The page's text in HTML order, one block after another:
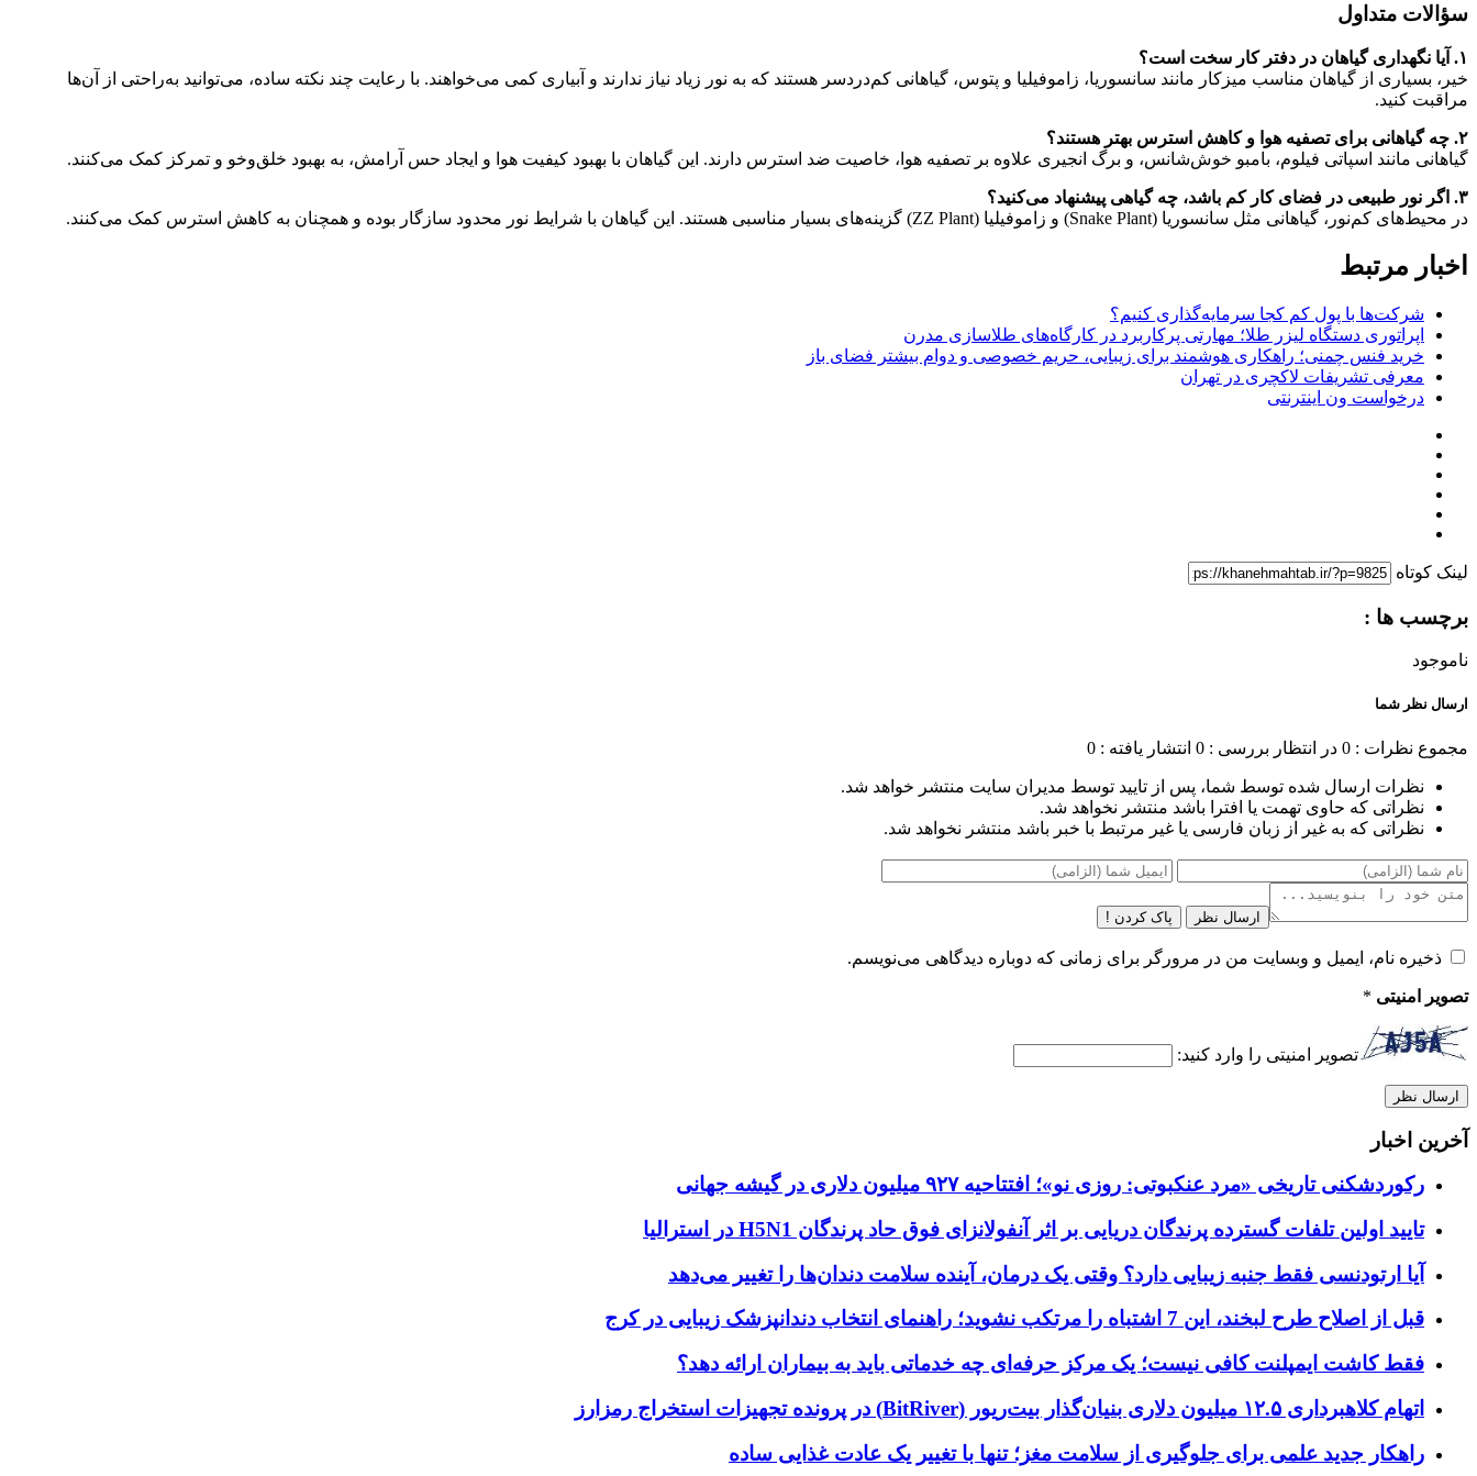
سؤالات متداول
۱. آیا نگهداری گیاهان در دفتر کار سخت است؟
خیر، بسیاری از گیاهان مناسب میزکار مانند سانسوریا، زاموفیلیا و پتوس، گیاهانی کم‌دردسر هستند که به نور زیاد نیاز ندارند و آبیاری کمی می‌خواهند. با رعایت چند نکته ساده، می‌توانید به‌راحتی از آن‌ها
مراقبت کنید.
۲. چه گیاهانی برای تصفیه هوا و کاهش استرس بهتر هستند؟
گیاهانی مانند اسپاتی فیلوم، بامبو خوش‌شانس، و برگ انجیری علاوه بر تصفیه هوا، خاصیت ضد استرس دارند. این گیاهان با بهبود کیفیت هوا و ایجاد حس آرامش، به بهبود خلق‌وخو و تمرکز کمک می‌کنند.
۳. اگر نور طبیعی در فضای کار کم باشد، چه گیاهی پیشنهاد می‌کنید؟
در محیط‌های کم‌نور، گیاهانی مثل سانسوریا (Snake Plant) و زاموفیلیا (ZZ Plant) گزینه‌های بسیار مناسبی هستند. این گیاهان با شرایط نور محدود سازگار بوده و همچنان به کاهش استرس کمک می‌کنند.
اخبار مرتبط
شرکت‌ها با پول کم کجا سرمایه‌گذاری کنیم؟
اپراتوری دستگاه لیزر طلا؛ مهارتی پرکاربرد در کارگاه‌های طلاسازی مدرن
خرید فنس چمنی؛ راهکاری هوشمند برای زیبایی، حریم خصوصی و دوام بیشتر فضای باز
معرفی تشریفات لاکچری در تهران
درخواست ون اینترنتی
لینک کوتاه
برچسب ها :
ناموجود
ارسال نظر شما
مجموع نظرات : 0 در انتظار بررسی : 0 انتشار یافته : 0
نظرات ارسال شده توسط شما، پس از تایید توسط مدیران سایت منتشر خواهد شد.
نظراتی که حاوی تهمت یا افترا باشد منتشر نخواهد شد.
نظراتی که به غیر از زبان فارسی یا غیر مرتبط با خبر باشد منتشر نخواهد شد.
ارسال نظر پاک کردن !
ذخیره نام، ایمیل و وبسایت من در مرورگر برای زمانی که دوباره دیدگاهی می‌نویسم.
تصویر امنیتی *
تصویر امنیتی را وارد کنید:
آخرین اخبار
رکوردشکنی تاریخی «مرد عنکبوتی: روزی نو»؛ افتتاحیه ۹۲۷ میلیون دلاری در گیشه جهانی
تایید اولین تلفات گسترده پرندگان دریایی بر اثر آنفولانزای فوق حاد پرندگان H5N1 در استرالیا
آیا ارتودنسی فقط جنبه زیبایی دارد؟ وقتی یک درمان، آینده سلامت دندان‌ها را تغییر می‌دهد
قبل از اصلاح طرح لبخند، این 7 اشتباه را مرتکب نشوید؛ راهنمای انتخاب دندانپزشک زیبایی در کرج
فقط کاشت ایمپلنت کافی نیست؛ یک مرکز حرفه‌ای چه خدماتی باید به بیماران ارائه دهد؟
اتهام کلاهبرداری ۱۲.۵ میلیون دلاری بنیان‌گذار بیت‌ریور (BitRiver) در پرونده تجهیزات استخراج رمزارز
راهکار جدید علمی برای جلوگیری از سلامت مغز؛ تنها با تغییر یک عادت غذایی ساده